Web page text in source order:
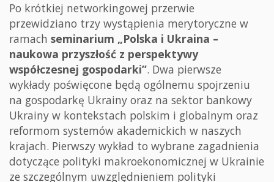
Po krótkiej networkingowej przerwie
przewidziano trzy wystąpienia merytoryczne w
ramach seminarium „Polska i Ukraina –
naukowa przyszłość z perspektywy
współczesnej gospodarki”. Dwa pierwsze
wykłady poświęcone będą ogólnemu spojrzeniu
na gospodarkę Ukrainy oraz na sektor bankowy
Ukrainy w kontekstach polskim i globalnym oraz
reformom systemów akademickich w naszych
krajach. Pierwszy wykład to wybrane zagadnienia
dotyczące polityki makroekonomicznej w Ukrainie
ze szczególnym uwzględnieniem polityki